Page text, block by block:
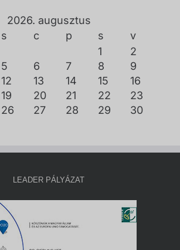
2026. augusztus
s c p s
v
1
2
5 6 7 8
9
12 13 14 15
16
19 20 21 22
23
26 27 28 29
30
LEADER PÁLYÁZAT